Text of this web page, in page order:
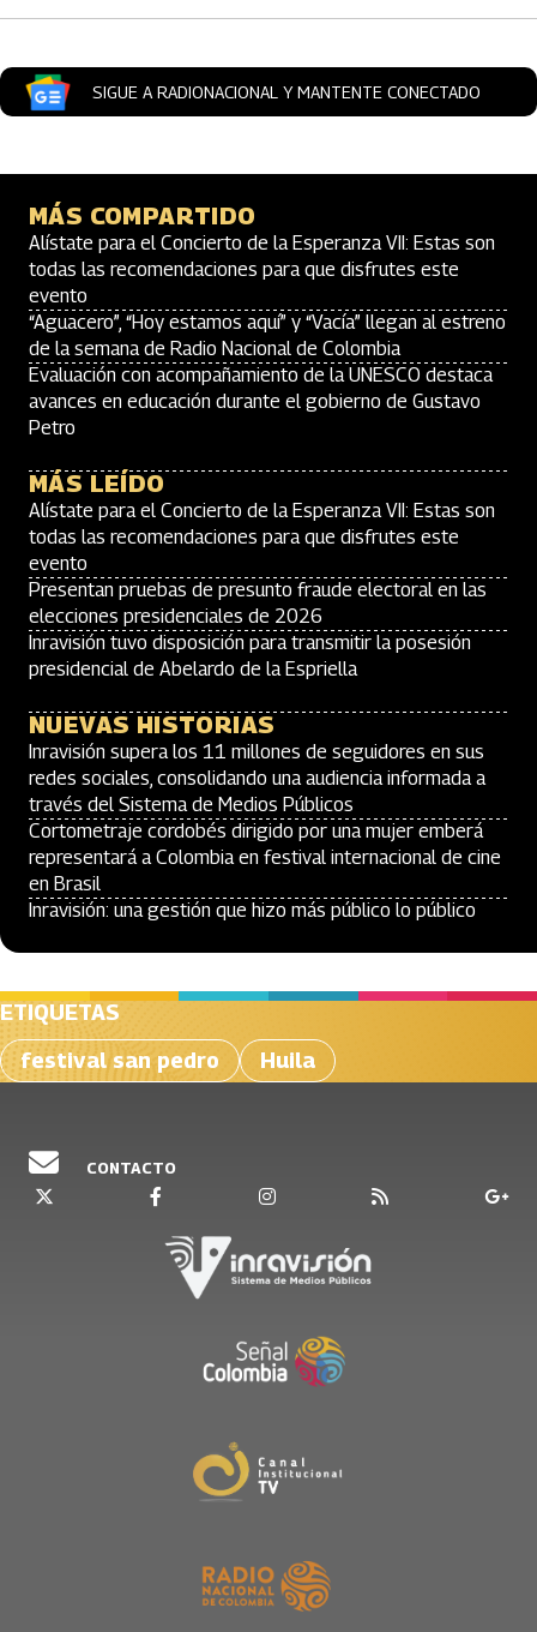
SIGUE A RADIONACIONAL Y MANTENTE CONECTADO
MÁS COMPARTIDO
Alístate para el Concierto de la Esperanza VII: Estas son
todas las recomendaciones para que disfrutes este
evento
“Aguacero”, “Hoy estamos aquí” y “Vacía” llegan al estreno
de la semana de Radio Nacional de Colombia
Evaluación con acompañamiento de la UNESCO destaca
avances en educación durante el gobierno de Gustavo
Petro
MÁS LEÍDO
Alístate para el Concierto de la Esperanza VII: Estas son
todas las recomendaciones para que disfrutes este
evento
Presentan pruebas de presunto fraude electoral en las
elecciones presidenciales de 2026
Inravisión tuvo disposición para transmitir la posesión
presidencial de Abelardo de la Espriella
NUEVAS HISTORIAS
Inravisión supera los 11 millones de seguidores en sus
redes sociales, consolidando una audiencia informada a
través del Sistema de Medios Públicos
Cortometraje cordobés dirigido por una mujer emberá
representará a Colombia en festival internacional de cine
en Brasil
Inravisión: una gestión que hizo más público lo público
ETIQUETAS
festival san pedro
Huila
CONTACTO